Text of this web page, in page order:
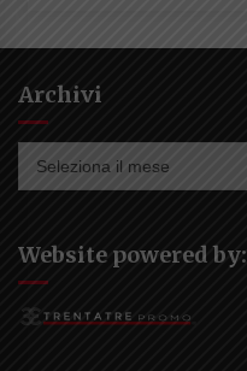
Archivi
Website powered by: